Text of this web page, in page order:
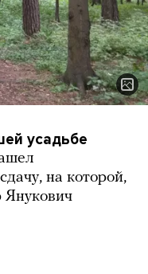
усадьбе
на которой,
Янукович